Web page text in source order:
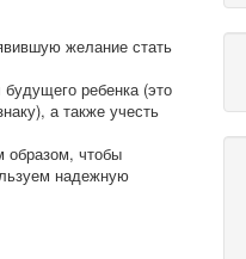
желание стать
ребенка (это
а также учесть
образом, чтобы
надежную